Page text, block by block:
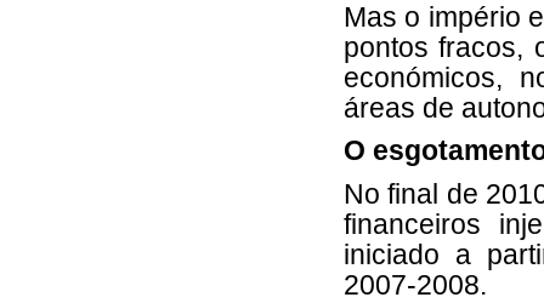
Mas o império
pontos fracos,
económicos,
áreas de
O
No final de
financeiros
iniciado a
2007-2008.